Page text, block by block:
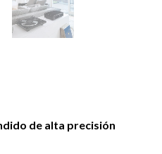
de alta precisión